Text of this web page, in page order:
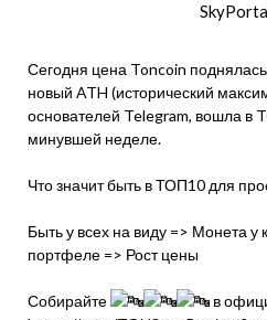
Сегодня цена Toncoin
новый ATH (исторический
основателей Telegram, вошла в
минувшей неделе.
Что значит быть в ТОП10 для
Быть у всех на виду => Монета у
портфеле => Рост цены
Собирайте
в